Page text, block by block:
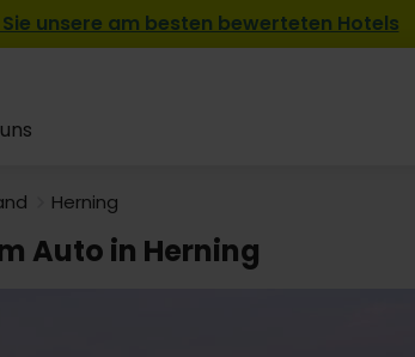
unsere am besten bewerteten Hotels
Herning
Auto in Herning